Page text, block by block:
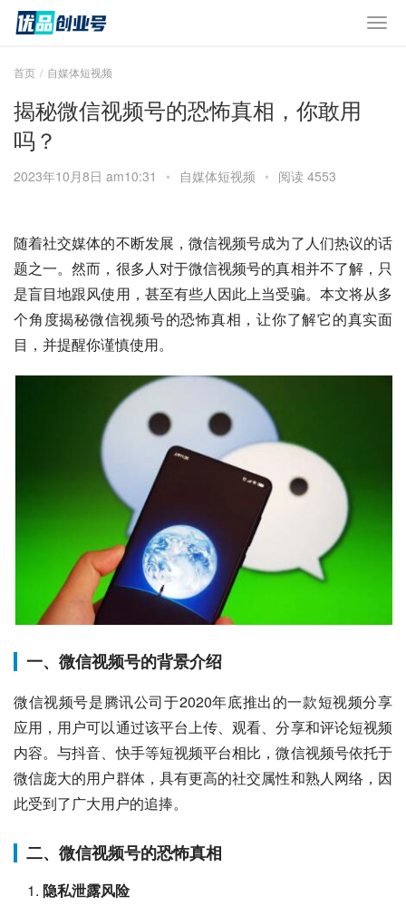
首页 自媒体短视频
揭秘微信视频号的恐怖真相，你敢用
吗？
2023年10月8日 am10:31 • 自媒体短视频 • 阅读 4553
随着社交媒体的不断发展，微信视频号成为了人们热议的话
题之一。然而，很多人对于微信视频号的真相并不了解，只
是盲目地跟风使用，甚至有些人因此上当受骗。本文将从多
个角度揭秘微信视频号的恐怖真相，让你了解它的真实面
目，并提醒你谨慎使用。
一、微信视频号的背景介绍
微信视频号是腾讯公司于2020年底推出的一款短视频分享
应用，用户可以通过该平台上传、观看、分享和评论短视频
内容。与抖音、快手等短视频平台相比，微信视频号依托于
微信庞大的用户群体，具有更高的社交属性和熟人网络，因
此受到了广大用户的追捧。
二、微信视频号的恐怖真相
隐私泄露风险